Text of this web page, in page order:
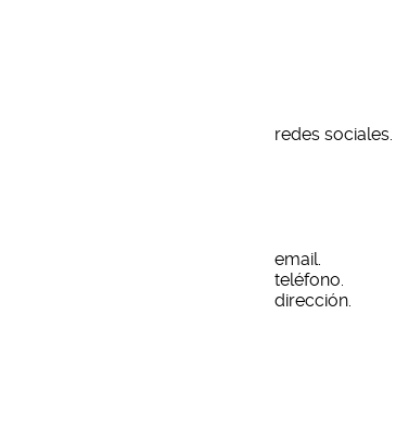
redes sociales.
email.
teléfono.
dirección.